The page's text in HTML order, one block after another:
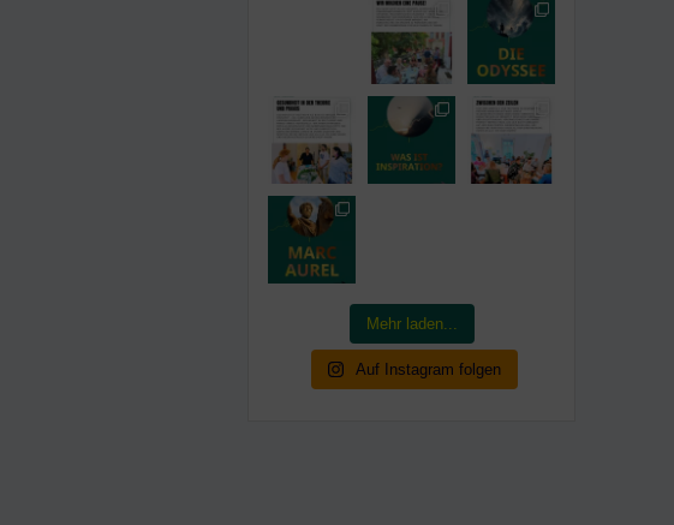
Mehr laden...
Auf Instagram folgen